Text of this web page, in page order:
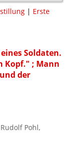
| Erste
Soldaten.
Kopf." ; Mann
der
Pohl,